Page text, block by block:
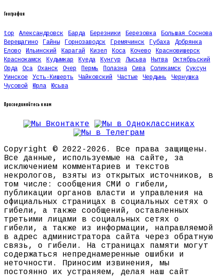
География
top Александровск Барда Березники Березовка
Большая Соснова
Верещагино
Гайны Горнозаводск Гремячинск Губаха
Добрянка
Елово
Ильинский Карагай Кизел Коса Кочево
Красновишерск
Краснокамск
Кудымкар Куеда Кунгур Лысьва Нытва
Октябрьский
Орда
Оса Оханск Очер Пермь Полазна Сива Соликамск
Суксун
Уинское
Усть-Кишерть Чайковский Частые Чердынь
Чернушка
Чусовой
Юрла Юсьва
Присоединяйтесь к нам
Copyright © 2022-2026. Все права защищены.
Все данные, используемые на сайте, за
исключением комментариев и текстов
некрологов, взяты из открытых источников, в
том числе: сообщения СМИ о гибели,
публикации органов власти и управления на
официальных страницах в социальных сетях о
гибели, а также сообщений, оставленных
третьими лицами в социальных сетях о
гибели, а также из информации, направляемой
в адрес администратора сайта через обратную
связь, о гибели. На страницах памяти могут
содержаться непреднамеренные ошибки и
неточности. Приносим извинения, мы
постоянно их устраняем, делая наш сайт